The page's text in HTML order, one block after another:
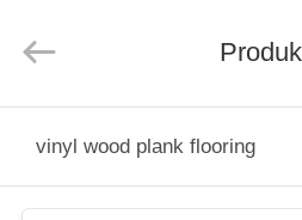
HAUSE
Rights
by
vinyl wood plank flooring